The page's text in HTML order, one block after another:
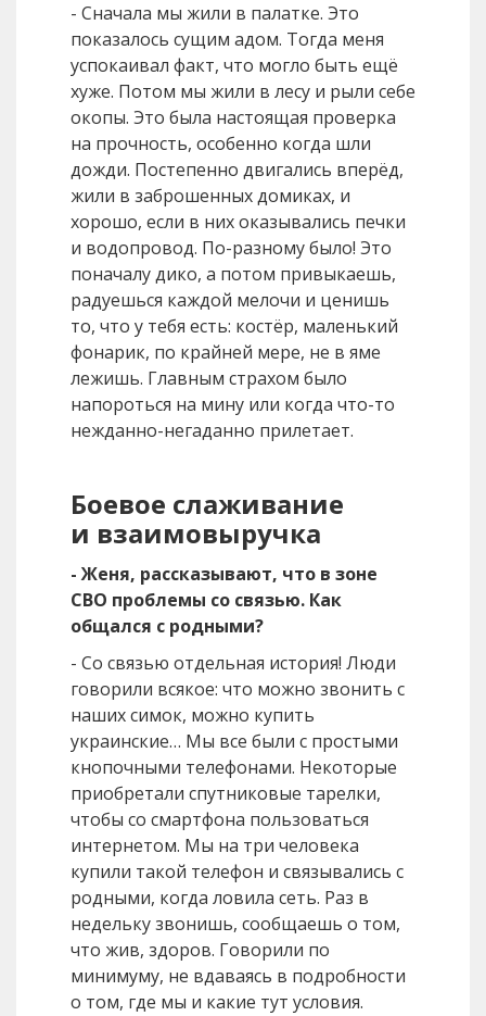
- Сначала мы жили в палатке. Это
показалось сущим адом. Тогда меня
успокаивал факт, что могло быть ещё
хуже. Потом мы жили в лесу и рыли себе
окопы. Это была настоящая проверка
на прочность, особенно когда шли
дожди. Постепенно двигались вперёд,
жили в заброшенных домиках, и
хорошо, если в них оказывались печки
и водопровод. По-разному было! Это
поначалу дико, а потом привыкаешь,
радуешься каждой мелочи и ценишь
то, что у тебя есть: костёр, маленький
фонарик, по крайней мере, не в яме
лежишь. Главным страхом было
напороться на мину или когда что-то
нежданно-негаданно прилетает.
Боевое слаживание
и взаимовыручка
- Женя, рассказывают, что в зоне
СВО проблемы со связью. Как
общался с родными?
- Со связью отдельная история! Люди
говорили всякое: что можно звонить с
наших симок, можно купить
украинские… Мы все были с простыми
кнопочными телефонами. Некоторые
приобретали спутниковые тарелки,
чтобы со смартфона пользоваться
интернетом. Мы на три человека
купили такой телефон и связывались с
родными, когда ловила сеть. Раз в
недельку звонишь, сообщаешь о том,
что жив, здоров. Говорили по
минимуму, не вдаваясь в подробности
о том, где мы и какие тут условия.